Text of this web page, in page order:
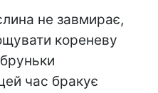
не завмирає,
кореневу
час бракує